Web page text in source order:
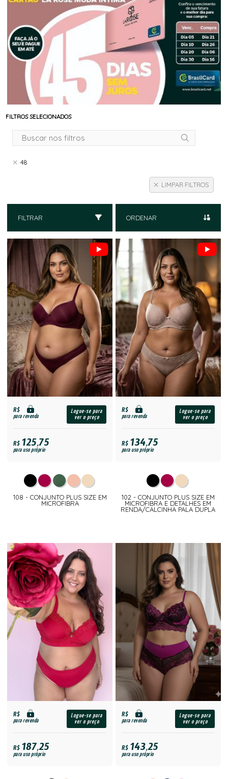
FILTROS SELECIONADOS
48
LIMPAR FILTROS
FILTRAR ORDENAR
R$
para revenda
Logue-se para
ver o preço
R$125,75
para uso próprio
108 - CONJUNTO PLUS SIZE EM
MICROFIBRA
R$
para revenda
Logue-se para
ver o preço
R$134,75
para uso próprio
102 - CONJUNTO PLUS SIZE EM
MICROFIBRA E DETALHES EM
RENDA/CALCINHA PALA DUPLA
R$
para revenda
Logue-se para
ver o preço
R$187,25
para uso próprio
R$
para revenda
Logue-se para
ver o preço
R$143,25
para uso próprio